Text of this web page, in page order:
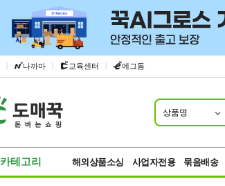
| 나까마 | 교육센터 | 에그돔
상품명
카테고리 해외상품소싱 사업자전용 묶음배송